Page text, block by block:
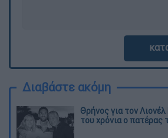
Διαβάστε ακόμη
Θρήνος για τον
του χρόνια ο πατέρας